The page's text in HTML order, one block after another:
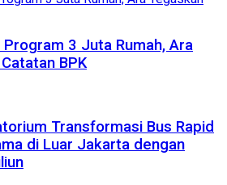
3 Juta Rumah, Ara
BPK
Transformasi Bus Rapid
di Luar Jakarta dengan